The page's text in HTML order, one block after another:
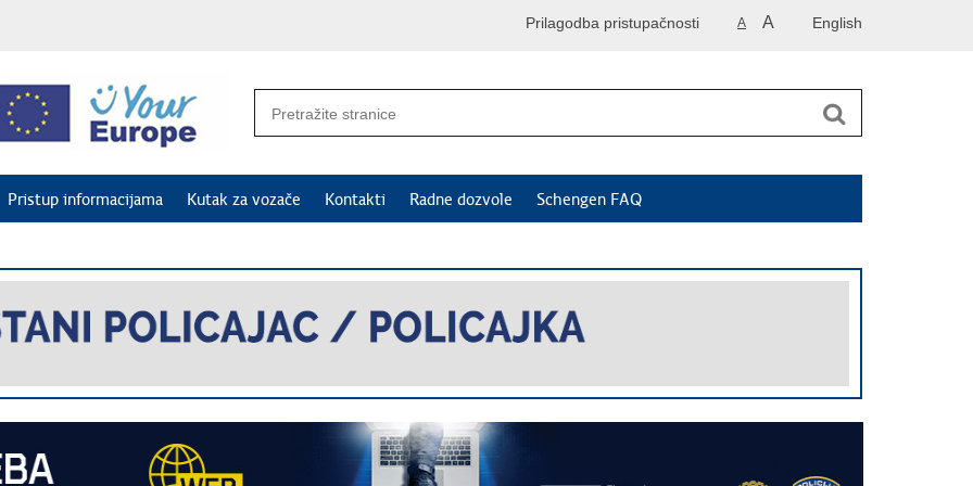
English
A A
Prilagodba pristupačnosti
Pristup informacijama Kutak za vozače Kontakti Radne dozvole Schengen FAQ